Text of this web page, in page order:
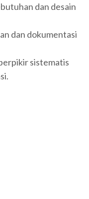
dan desain
dan dokumentasi
sistematis